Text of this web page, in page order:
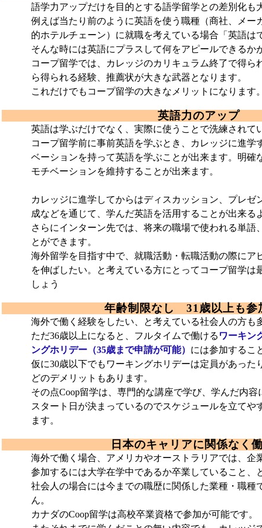
語学力アップだけを目的とする語学留学との差別化も
例えば当たり前のように英語を使う職種（商社、メー
的ホテルチェーン）に就職を考えている場合「英語は
そんな時には英語にプラスして何をアピールできるか
コープ留学では、カレッジのカリキュラム終了で得ら
ら得られる経験、推薦状が大きな武器となります。
これだけでもコープ留学の大きなメリットになります。
英語力のアップ
英語は学ぶだけでなく、実際に使うことで洗練されて
コープ留学前に事前英語を学ぶとき、カレッジに進学
ベーションを持って英語を学ぶことが出来ます。 明確
モチベーションを維持することが出来ます。
カレッジに進学してからはディスカッション、プレゼ
成などを通じて、学んだ英語を活用することが出来る
さらにインターン先では、将来の職場で使われる単語
とができます。
海外留学を目指す中で、就職活動・転職活動の際にア
を伸ばしたい。と考えている方にとってコープ留学は
しょう
年齢制限なし 31歳以上も参
海外で働く経験をしたい、と考えている社会人の方も
ただ36歳以上になると、フルタイムで働ける ワーキン
ングホリデー（35歳まで申請が可能） には参加するこ
仮に30歳以下でもワーキングホリデーは定員があった
どのデメリットもあります。
その点Coop留学は、専門的な講座で学び、学んだ内容
スタート日が決まっているのでスケジュールを立てや
ます。
日本のキャリアに関係なく
海外で働く場合、アメリカやオーストラリアでは、企
参加するには大学在学中であるか卒業していること、
社会人の場合には今までの職歴に関係した業種・職種
ん。
カナダのCoop留学は高校卒業資格で参加が可能です。